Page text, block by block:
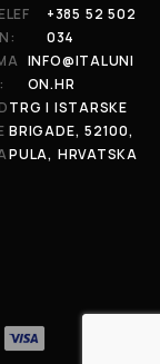
+385 52 502
034
INFO@ITALUNI
ON.HR
TRG I ISTARSKE
BRIGADE, 52100,
PULA, HRVATSKA